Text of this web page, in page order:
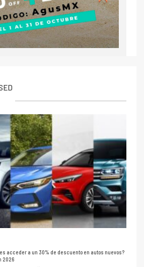
acceder a un 30% de descuento en autos nuevos?
2026